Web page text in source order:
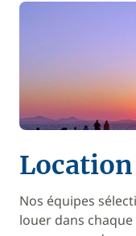
Location
Nos équipes
louer dans